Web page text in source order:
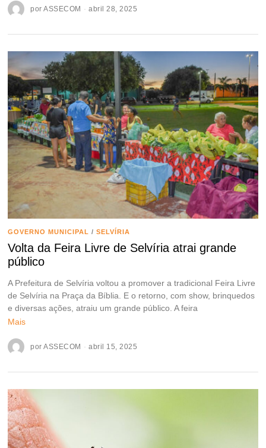
porASSECOM abril 28, 2025
GOVERNO MUNICIPAL / SELVÍRIA
Volta da Feira Livre de Selvíria atrai grande
público
A Prefeitura de Selvíria voltou a promover a tradicional Feira Livre
de Selvíria na Praça da Bíblia. E o retorno, com show, brinquedos
e diversas ações, atraiu um grande público. A feira
Mais
porASSECOM abril 15, 2025